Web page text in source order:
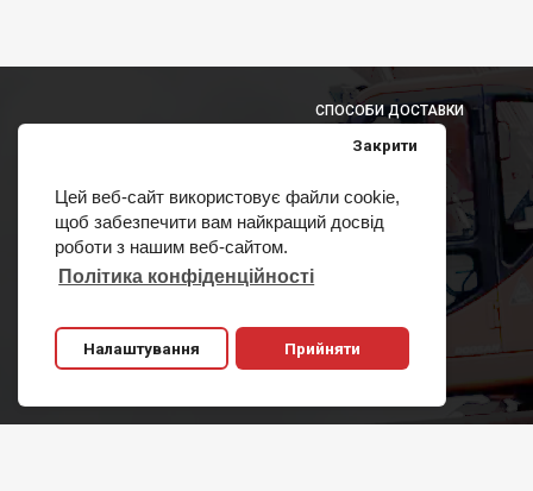
Цей веб-сайт використовує файли cookie,
щоб забезпечити вам найкращий досвід
роботи з нашим веб-сайтом.
Політика конфіденційності
Закрити
Налаштування Прийняти
СПОСОБИ ДОСТАВКИ
СПОСОБИ ОПЛАТИ